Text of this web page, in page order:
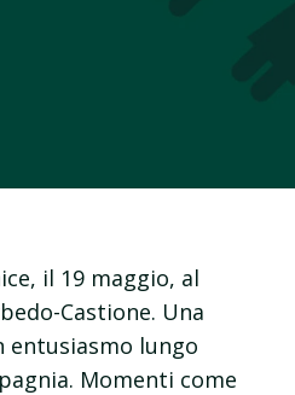
il 19 maggio, al
Castione. Una
entusiasmo lungo
Momenti come